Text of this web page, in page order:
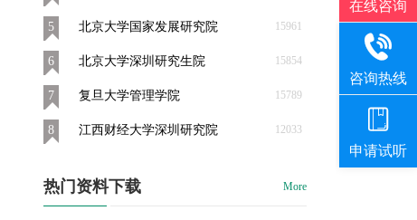
5 北京大学国家发展研究院 15961
6 北京大学深圳研究生院 15854
7 复旦大学管理学院 15789
8 江西财经大学深圳研究院 12033
热门资料下载 More